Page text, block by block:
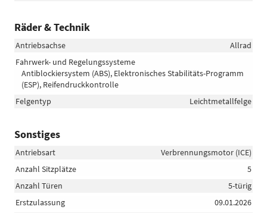
Räder & Technik
Antriebsachse
Allrad
Fahrwerk- und Regelungssysteme
Antiblockiersystem (ABS), Elektronisches Stabilitäts-Programm
(ESP), Reifendruckkontrolle
Felgentyp
Leichtmetallfelge
Sonstiges
Antriebsart
Verbrennungsmotor (ICE)
Anzahl Sitzplätze
5
Anzahl Türen
5-türig
Erstzulassung
09.01.2026